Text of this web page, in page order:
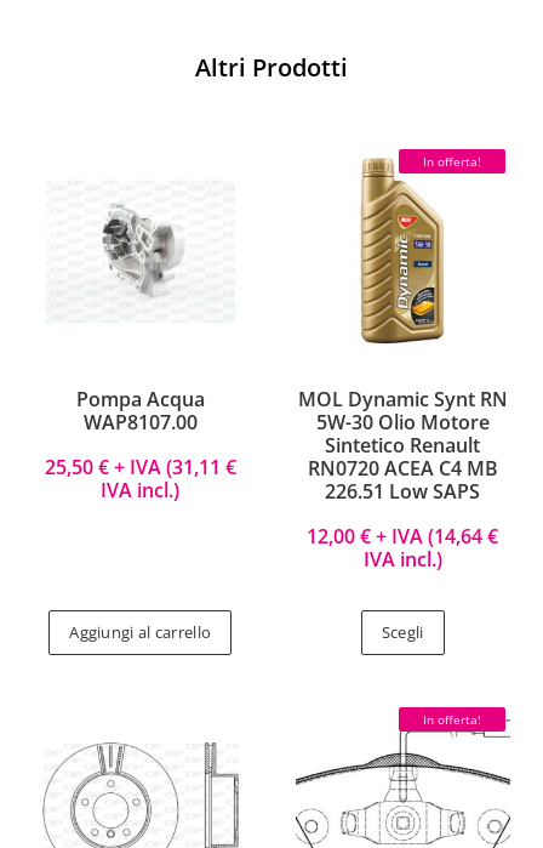
Altri Prodotti
Pompa Acqua
WAP8107.00
25,50€+ IVA (31,11 €
IVA incl.)
Aggiungi al carrello
In offerta!
MOL Dynamic Synt RN
5W-30 Olio Motore
Sintetico Renault
RN0720 ACEA C4 MB
226.51 Low SAPS
12,00€+ IVA (14,64€
IVA incl.)
Scegli
In offerta!